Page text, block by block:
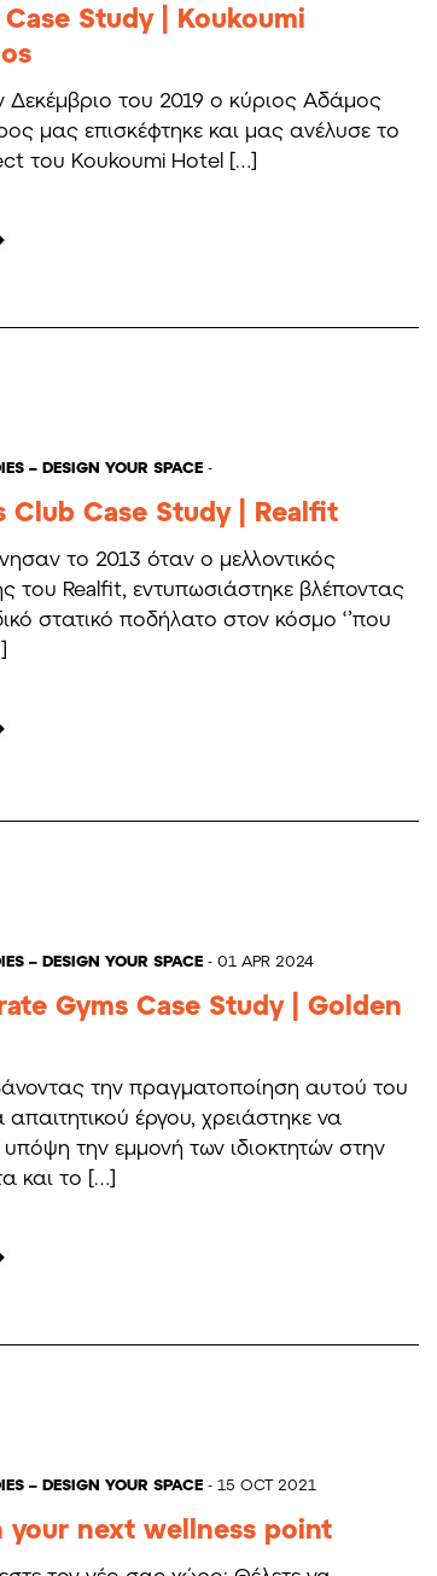
Study | Koukoumi
Δεκέμβριο του 2019 ο κύριος Αδάμος
μας επισκέφτηκε και μας ανέλυσε το
του Koukoumi Hotel […]
– DESIGN YOUR SPACE -
Club Case Study | Realfit
το 2013 όταν ο μελλοντικός
του Realfit, εντυπωσιάστηκε βλέποντας
στατικό ποδήλατο στον κόσμο ‘’που
– DESIGN YOUR SPACE - 01 APR 2024
Gyms Case Study | Golden
την πραγματοποίηση αυτού του
απαιτητικού έργου, χρειάστηκε να
την εμμονή των ιδιοκτητών στην
και το […]
– DESIGN YOUR SPACE - 15 OCT 2021
your next wellness point